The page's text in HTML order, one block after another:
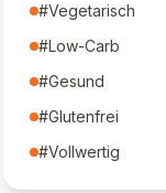
#Vegetarisch
#Low-Carb
#Gesund
#Glutenfrei
#Vollwertig